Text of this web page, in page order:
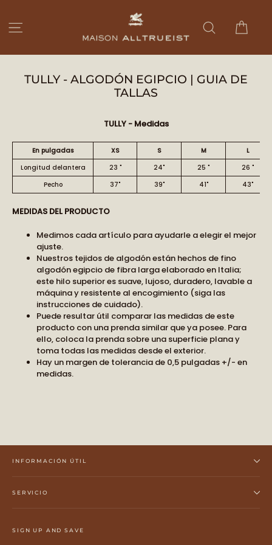
Buscar
TULLY - ALGODÓN EGIPCIO | GUIA DE
TALLAS
TULLY - Medidas
En pulgadas XS S M
L
Longitud delantera
23 " 24" 25 " 26 "
Pecho
37" 39" 41" 43"
MEDIDAS DEL PRODUCTO
Medimos cada artículo para ayudarle a elegir el mejor
ajuste.
Nuestros tejidos de algodón están hechos de fino
algodón egipcio de fibra larga elaborado en Italia;
este hilo superior es suave, lujoso, duradero, lavable a
máquina y resistente al encogimiento (siga las
instrucciones de cuidado).
Puede resultar útil comparar las medidas de este
producto con una prenda similar que ya posee. Para
ello, coloca la prenda sobre una superficie plana y
toma todas las medidas desde el exterior.
Hay un margen de tolerancia de 0,5 pulgadas +/- en
medidas.
INFORMACIÓN ÚTIL
SERVICIO
SIGN UP AND SAVE